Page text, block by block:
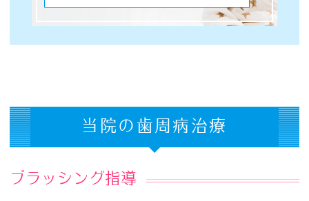
当院の歯周病治療
ブラッシング指導